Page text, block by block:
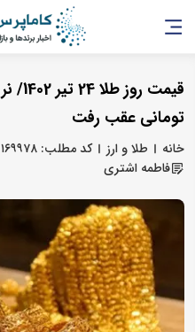
تومانی عقب رفت
خانه طلا و ارز کد مطلب: ۱۶۹۹۷۸
فاطمه اشتری